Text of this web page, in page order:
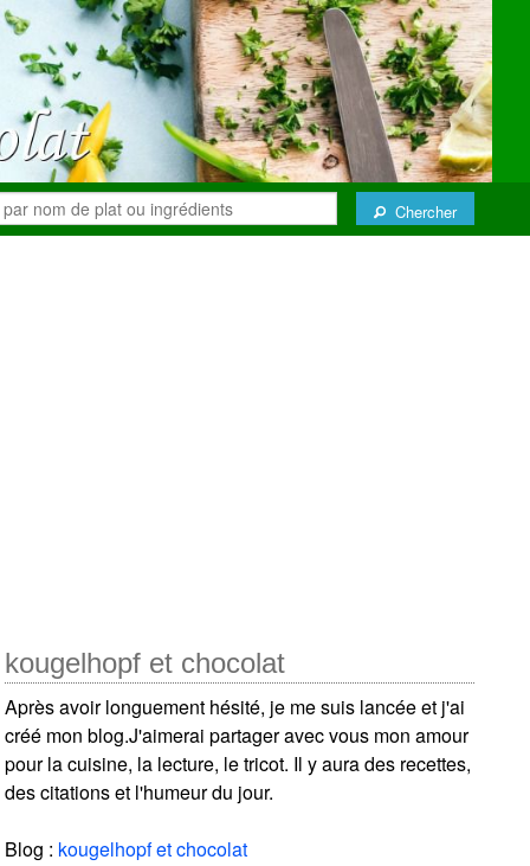
Chercher
kougelhopf et chocolat
Après avoir longuement hésité, je me suis lancée et j'ai
créé mon blog.J'aimerai partager avec vous mon amour
pour la cuisine, la lecture, le tricot. Il y aura des recettes,
des citations et l'humeur du jour.
Blog : kougelhopf et chocolat